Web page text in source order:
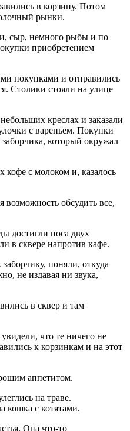
в корзину. Потом
рынки.
сыр, немного рыбы и по
приобретением
покупками и отправились
Столики стояли на улице
креслах и заказали
с вареньем. Покупки
который окружал
кофе с молоком и, казалось
возможность обсудить все,
достигли носа двух
в сквере напротив кафе.
поняли, откуда
не издавая ни звука,
в сквер и там
что те ничего не
к корзинкам и на этот
аппетитом.
на траве.
кошка с котятами.
Она что-то